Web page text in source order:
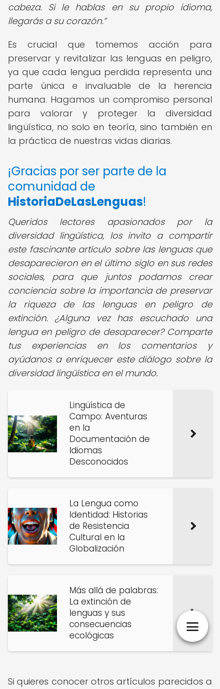
cabeza. Si le hablas en su propio idioma,
llegarás a su corazón.
Es crucial que tomemos acción para
preservar y revitalizar las lenguas en peligro,
ya que cada lengua perdida representa una
parte única e invaluable de la herencia
humana. Hagamos un compromiso personal
para valorar y proteger la diversidad
lingüística, no solo en teoría, sino también en
la práctica de nuestras vidas diarias.
¡Gracias por ser parte de la
comunidad de
HistoriaDeLasLenguas!
Queridos lectores apasionados por la
diversidad lingüística, los invito a compartir
este fascinante artículo sobre las lenguas que
desaparecieron en el último siglo en sus redes
sociales, para que juntos podamos crear
conciencia sobre la importancia de preservar
la riqueza de las lenguas en peligro de
extinción. ¿Alguna vez has escuchado una
lengua en peligro de desaparecer? Comparte
tus experiencias en los comentarios y
ayúdanos a enriquecer este diálogo sobre la
diversidad lingüística en el mundo.
Lingüística de
Campo: Aventuras
en la
Documentación de
Idiomas
Desconocidos
La Lengua como
Identidad: Historias
de Resistencia
Cultural en la
Globalización
Más allá de palabras:
La extinción de
lenguas y sus
consecuencias
ecológicas
Si quieres conocer otros artículos parecidos a